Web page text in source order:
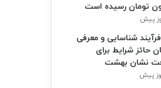
تومان رسیده است
فرآیند شناسایی و معرفی
حائز شرایط برای
نشان بهشت